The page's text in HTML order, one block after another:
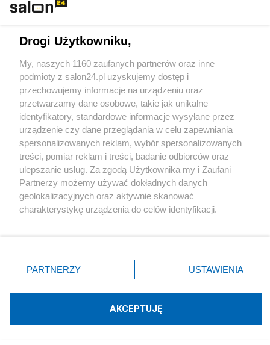
Piszą na ten temat
Rafał Woś
Blogi na ten temat
threeme-ww
Jan Filip Libicki
Napisz notkę
Drogi Użytkowniku,
My, naszych 1160 zaufanych partnerów oraz inne
podmioty z salon24.pl uzyskujemy dostęp i
przechowujemy informacje na urządzeniu oraz
przetwarzamy dane osobowe, takie jak unikalne
identyfikatory, standardowe informacje wysyłane przez
urządzenie czy dane przeglądania w celu zapewniania
spersonalizowanych reklam, wybór spersonalizowanych
treści, pomiar reklam i treści, badanie odbiorców oraz
ulepszanie usług. Za zgodą Użytkownika my i Zaufani
Partnerzy możemy używać dokładnych danych
geolokalizacyjnych oraz aktywnie skanować
charakterystykę urządzenia do celów identyfikacji.
zmienić/wycofać klikając przycisk ustawień prywatności
znajdujący się w lewym dolnym rogu strony
rodzaje przetwarzania danych nie wymagają zgody
użytkownika, ale masz prawo sprzeciwić się takiemu
PARTNERZY USTAWIENIA
AKCEPTUJĘ